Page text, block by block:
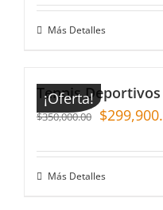
Más Detalles
¡Oferta!
Tennis Deportivos
$350,000.00 $
Más Detalles